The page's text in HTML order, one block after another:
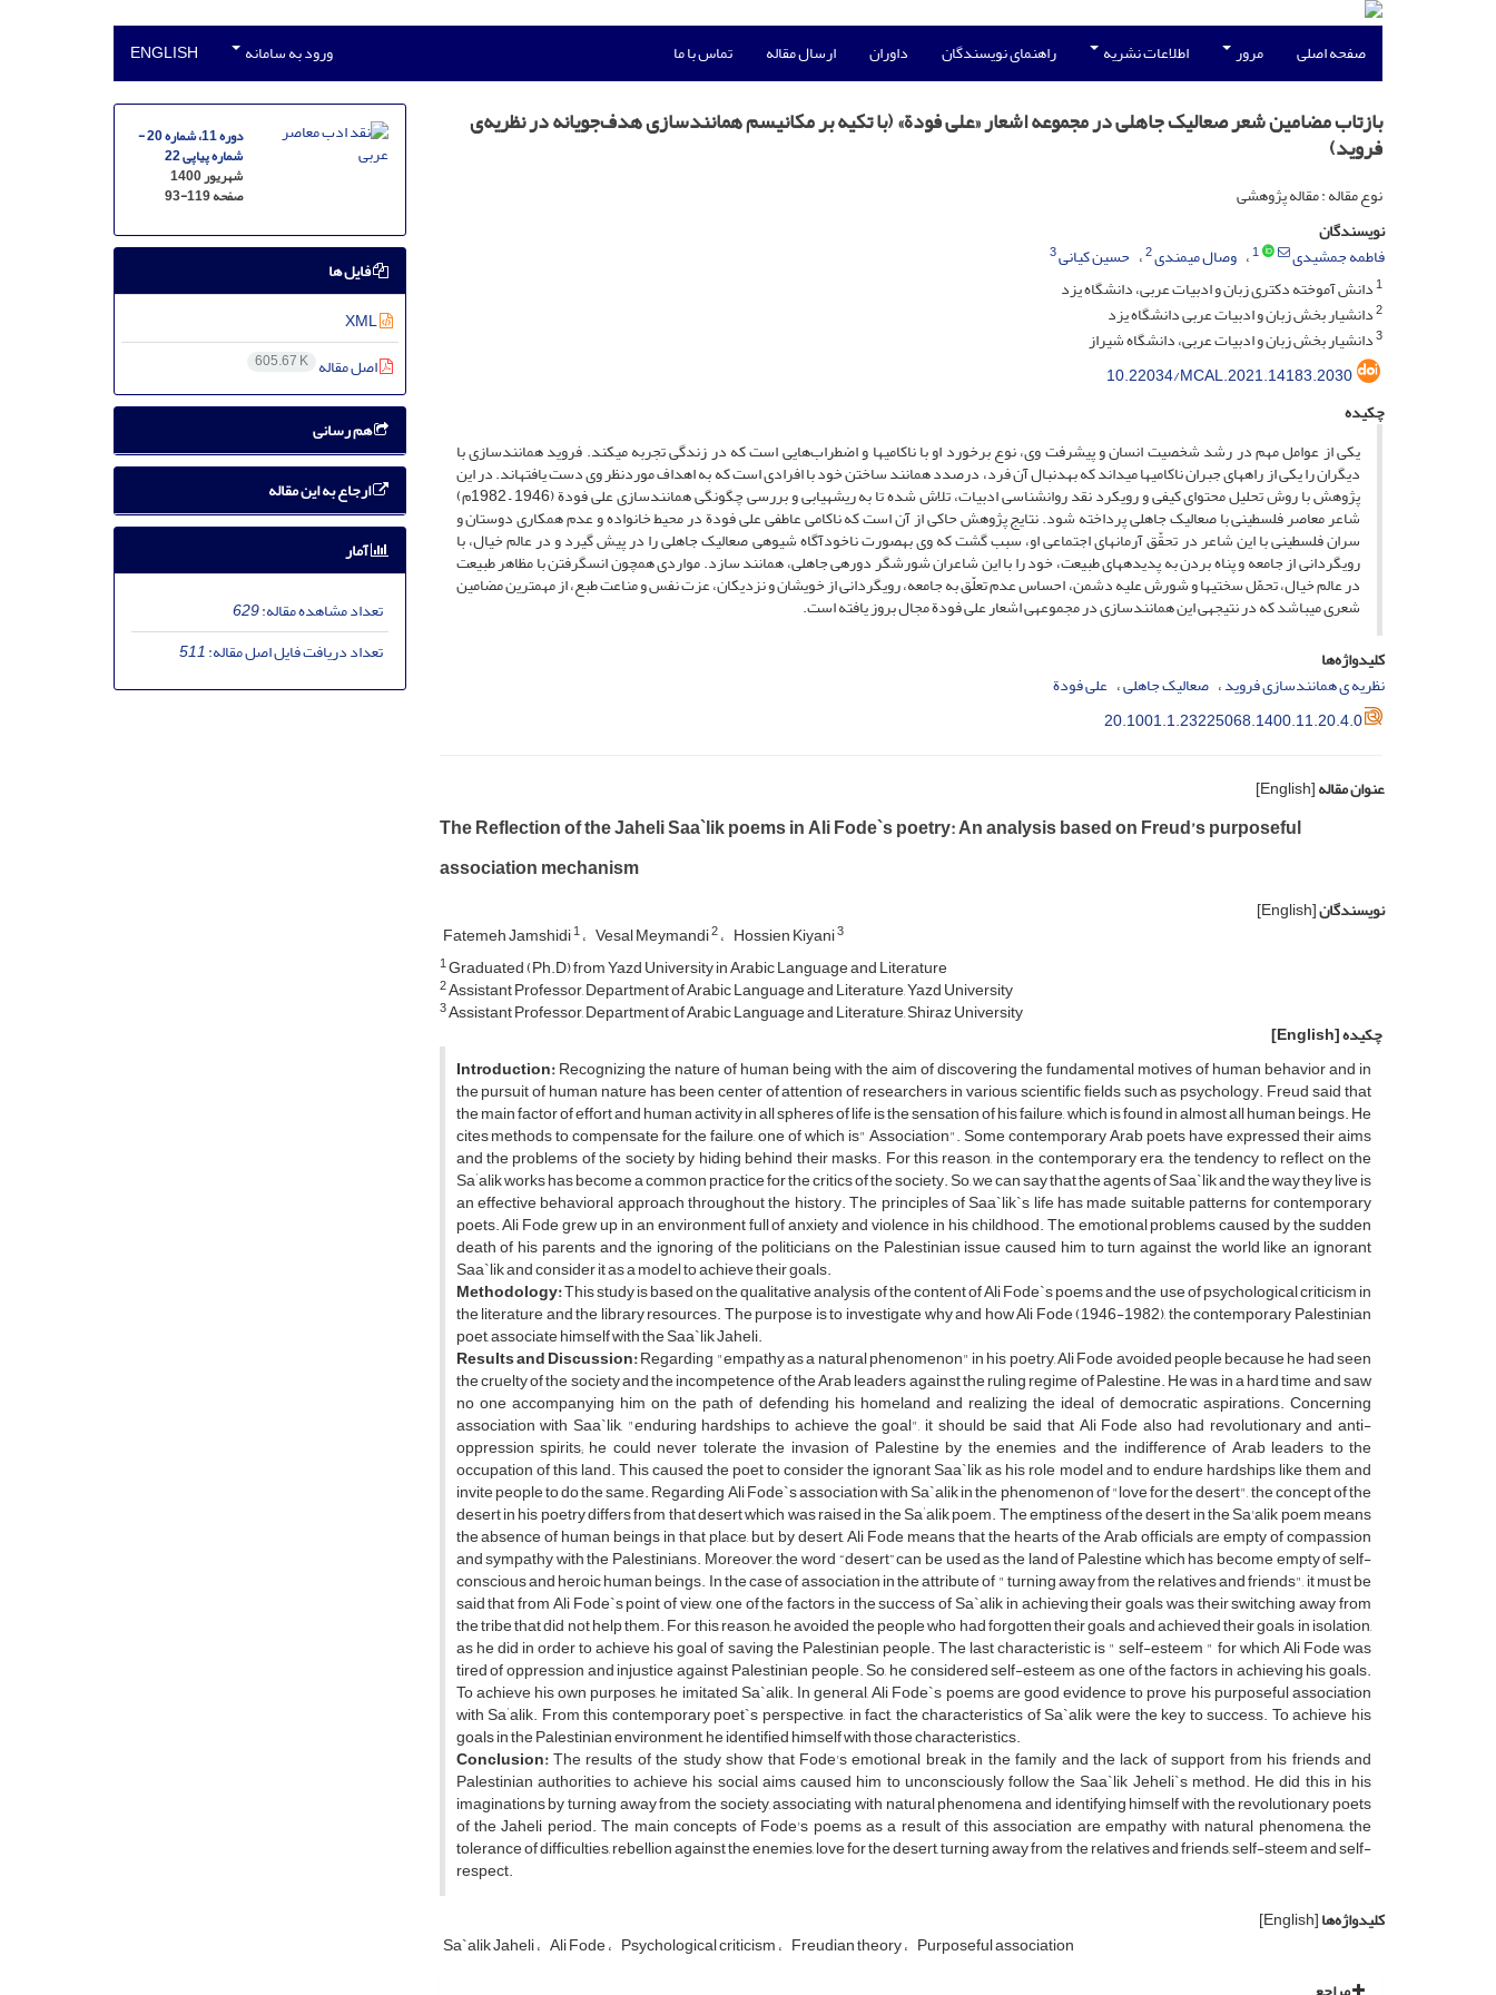
صفحه اصلی مرور اطلاعات نشریه راهنمای نویسندگان داوران ارسال مقاله تماس با ما ورود به سامانه ENGLISH
بازتاب مضامین شعر صعالیک جاهلی در مجموعه اشعار «علی فودة» (با تکیه بر مکانیسم همانندسازی هدف‌جویانه در نظریه‌ی
فروید)
نوع مقاله : مقاله پژوهشی
نویسندگان
فاطمه جمشیدی
1 وصال میمندی2 حسین کیانی3
1دانش آموخته دکتری زبان و ادبیات عربی، دانشگاه یزد
2دانشیار بخش زبان و ادبیات عربی دانشگاه یزد
3دانشیار بخش زبان و ادبیات عربی، دانشگاه شیراز
10.22034/MCAL.2021.14183.2030
چکیده
یکی از عوامل مهم در رشد شخصیت انسان و پیشرفت وی، نوع برخورد او با ناکامی­ها و اضطراب‌هایی است که در زندگی تجربه می­کند. فروید همانندسازی با
دیگران را یکی از راه­های جبران ناکامی­ها می­داند که به­دنبال آن فرد، درصدد همانند ساختن خود با افرادی است که به اهداف موردنظر وی دست یافته­اند. در این
پژوهش با روش تحلیل محتوای کیفی و رویکرد نقد روان­شناسی ادبیات، تلاش شده تا به ریشه­یابی و بررسی چگونگی همانندسازی علی فودة (1946 – 1982م)
شاعر معاصر فلسطینی با صعالیک جاهلی پرداخته شود. نتایج پژوهش حاکی از آن است که ناکامی عاطفی علی فودة در محیط خانواده و عدم همکاری دوستان و
سران فلسطینی با این شاعر در تحقّق آرمان­های اجتماعی او، سبب گشت که وی به­صورت ناخودآگاه شیوه­ی صعالیک جاهلی را در پیش گیرد و در عالم خیال، با
رویگردانی از جامعه و پناه بردن به پدیده­های طبیعت، خود را با این شاعران شورشگر دوره­ی جاهلی، همانند سازد. مواردی همچون انس­گرفتن با مظاهر طبیعت
در عالم خیال، تحمّل سختی­ها و شورش علیه دشمن، احساس عدم تعلّق به جامعه، رویگردانی از خویشان و نزدیکان، عزت نفس و مناعت طبع، از مهم­ترین مضامین
شعری می­باشد که در نتیجه­ی این همانندسازی در مجموعه­ی اشعار علی فودة مجال بروز یافته است.
کلیدواژه‌ها
نظریه­ ی همانندسازی فروید صعالیک جاهلی علی فودة
20.1001.1.23225068.1400.11.20.4.0
عنوان مقاله[English]
The Reflection of the Jaheli Saa`lik poems in Ali Fode`s poetry: An analysis based on Freud’s purposeful
association mechanism
نویسندگان[English]
Fatemeh Jamshidi1 Vesal Meymandi2 Hossien Kiyani3
1Graduated (Ph.D) from Yazd University in Arabic Language and Literature
2Assistant Professor, Department of Arabic Language and Literature, Yazd University
3Assistant Professor, Department of Arabic Language and Literature, Shiraz University
چکیده[English]
Introduction:Recognizing the nature of human being with the aim of discovering the fundamental motives of human behavior and in
the pursuit of human nature has been center of attention of researchers in various scientific fields such as psychology. Freud said that
the main factor of effort and human activity in all spheres of life is the sensation of his failure, which is found in almost all human beings. He
cites methods to compensate for the failure, one of which is" Association". Some contemporary Arab poets have expressed their aims
and the problems of the society by hiding behind their masks. For this reason, in the contemporary era, the tendency to reflect on the
Sa'alik works has become a common practice for the critics of the society. So, we can say that the agents of Saa`lik and the way they live is
an effective behavioral approach throughout the history. The principles of Saa`lik`s life has made suitable patterns for contemporary
poets. Ali Fode grew up in an environment full of anxiety and violence in his childhood. The emotional problems caused by the sudden
death of his parents and the ignoring of the politicians on the Palestinian issue caused him to turn against the world like an ignorant
Saa`lik and consider it as a model to achieve their goals.
Methodology:This study is based on the qualitative analysis of the content of Ali Fode`s poems and the use of psychological criticism in
the literature and the library resources. The purpose is to investigate why and how Ali Fode (1946-1982), the contemporary Palestinian
poet, associate himself with the Saa`lik Jaheli.
Results and Discussion:Regarding "empathy as a natural phenomenon" in his poetry, Ali Fode avoided people because he had seen
the cruelty of the society and the incompetence of the Arab leaders against the ruling regime of Palestine. He was in a hard time and saw
no one accompanying him on the path of defending his homeland and realizing the ideal of democratic aspirations. Concerning
association with Saa`lik, "enduring hardships to achieve the goal", it should be said that Ali Fode also had revolutionary and anti-
oppression spirits; he could never tolerate the invasion of Palestine by the enemies and the indifference of Arab leaders to the
occupation of this land. This caused the poet to consider the ignorant Saa`lik as his role model and to endure hardships like them and
invite people to do the same. Regarding Ali Fode`s association with Sa`alik in the phenomenon of "love for the desert", the concept of the
desert in his poetry differs from that desert which was raised in the Sa'alik poem. The emptiness of the desert in the Sa'alik poem means
the absence of human beings in that place, but, by desert, Ali Fode means that the hearts of the Arab officials are empty of compassion
and sympathy with the Palestinians. Moreover, the word “desert” can be used as the land of Palestine which has become empty of self-
conscious and heroic human beings. In the case of association in the attribute of " turning away from the relatives and friends", it must be
said that from Ali Fode`s point of view, one of the factors in the success of Sa`alik in achieving their goals was their switching away from
the tribe that did not help them. For this reason, he avoided the people who had forgotten their goals and achieved their goals in isolation,
as he did in order to achieve his goal of saving the Palestinian people. The last characteristic is " self-esteem " for which Ali Fode was
tired of oppression and injustice against Palestinian people. So, he considered self-esteem as one of the factors in achieving his goals.
To achieve his own purposes, he imitated Sa`alik. In general, Ali Fode`s poems are good evidence to prove his purposeful association
with Sa'alik. From this contemporary poet`s perspective, in fact, the characteristics of Sa`alik were the key to success. To achieve his
goals in the Palestinian environment, he identified himself with those characteristics.
Conclusion:The results of the study show that Fode's emotional break in the family and the lack of support from his friends and
Palestinian authorities to achieve his social aims caused him to unconsciously follow the Saa`lik Jeheli`s method. He did this in his
imaginations by turning away from the society, associating with natural phenomena and identifying himself with the revolutionary poets
of the Jaheli period. The main concepts of Fode's poems as a result of this association are empathy with natural phenomena, the
tolerance of difficulties, rebellion against the enemies, love for the desert, turning away from the relatives and friends, self-steem and self-
respect.
کلیدواژه‌ها[English]
Sa`alik Jaheli Ali Fode Psychological criticism Freudian theory Purposeful association
دوره 11، شماره 20 -
شماره پیاپی 22
شهریور 1400
صفحه93-119
فایل ها
XML
اصل مقاله 605.67 K
هم رسانی
ارجاع به این مقاله
آمار
تعداد مشاهده مقاله:629
تعداد دریافت فایل اصل مقاله:511